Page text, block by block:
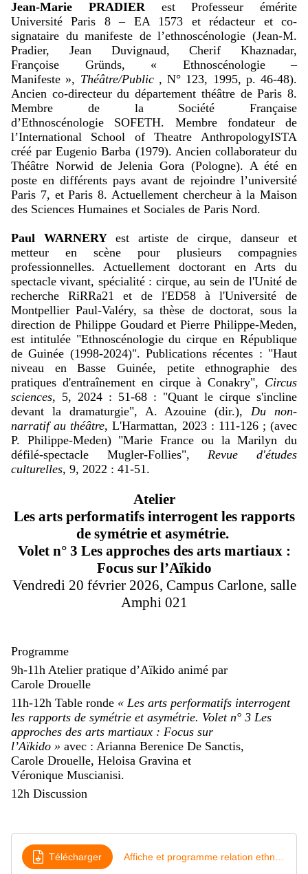
Jean-Marie PRADIER
est Professeur émérite
Université Paris 8 – EA 1573 et rédacteur et
co-
signataire du manifeste de l’ethnoscénologie (Jean-M.
Pradier, Jean Duvignaud, Cherif
Khaznadar,
Françoise
Gründs, « Ethnoscénologie
–
Manifeste », Théâtre/Public , N° 123, 1995, p. 46-48).
Ancien co-directeur du département théâtre de Paris 8.
Membre de la Société Française
d’Ethnoscénologie
SOFETH. Membre fondateur de
l’International
School of Theatre AnthropologyISTA
créé par Eugenio Barba (1979). Ancien collaborateur du
Théâtre Norwid de Jelenia Gora (Pologne). A été en
poste en différents pays avant de rejoindre l’université
Paris 7, et Paris 8. Actuellement chercheur à la Maison
des Sciences Humaines et Sociales de Paris Nord.
Paul WARNERY est artiste de cirque, danseur et
metteur en scène pour plusieurs compagnies
professionnelles. Actuellement doctorant en Arts du
spectacle vivant, spécialité : cirque, au sein de l'Unité de
recherche RiRRa21 et de l'ED58 à l'Université de
Montpellier Paul-Valéry, sa thèse de doctorat, sous la
direction de Philippe Goudard et Pierre Philippe-Meden,
est intitulée "Ethnoscénologie du cirque en République
de Guinée (1998-2024)". Publications récentes : "Haut
niveau en Basse Guinée, petite ethnographie des
pratiques d'entraînement en cirque à Conakry", Circus
sciences, 5, 2024 : 51-68 : "Quant le cirque s'incline
devant la dramaturgie", A. Azouine (dir.),Du non-
narratif au théâtre, L'Harmattan, 2023 : 111-126 ; (avec
P. Philippe-Meden) "Marie France ou la Marilyn du
défilé-spectacle Mugler-Follies",Revue d'études
culturelles, 9, 2022 : 41-51.
Atelier
Les arts performatifs interrogent les rapports
de symétrie et asymétrie.
Volet n° 3 Les approches des arts martiaux :
Focus sur l’Aïkido
Vendredi 20 février 2026, Campus Carlone, salle
Amphi 021
Programme
9h-11h Atelier pratique d’Aïkido animé par
Carole Drouelle
11h-12h Table ronde « Les arts performatifs interrogent
les rapports de symétrie et asymétrie. Volet n° 3 Les
approches des arts martiaux : Focus sur
l’Aïkido » avec : Arianna Berenice De Sanctis,
Carole Drouelle, Heloisa Gravina et
Véronique Muscianisi.
12h Discussion
Télécharger